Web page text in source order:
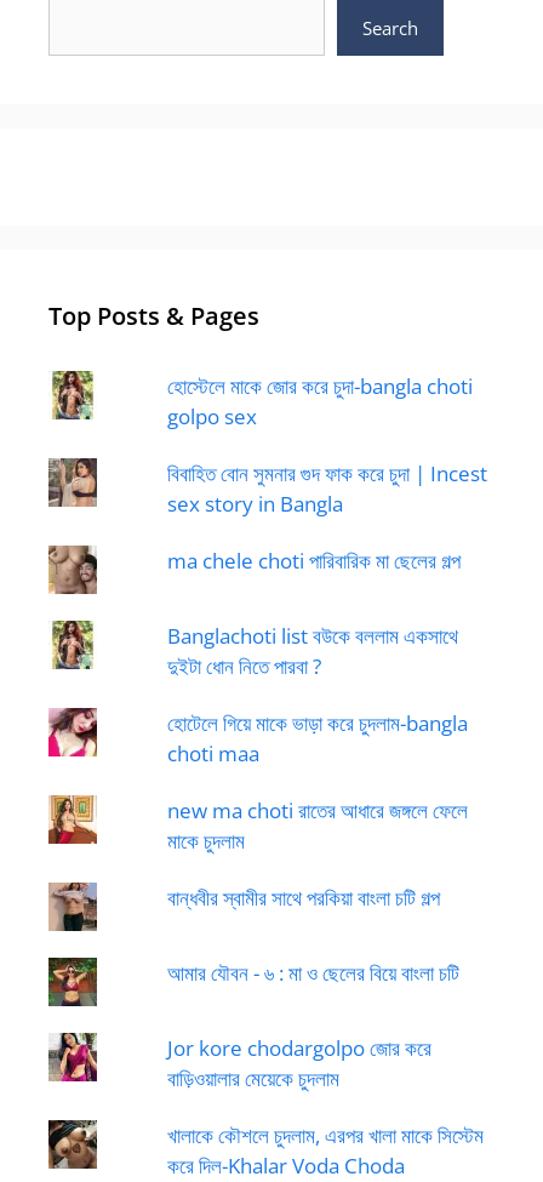
Search
Top Posts & Pages
হোস্টেলে মাকে জোর করে চুদা-bangla choti
golpo sex
বিবাহিত বোন সুমনার গুদ ফাক করে চুদা | Incest
sex story in Bangla
ma chele choti পারিবারিক মা ছেলের গল্প
Banglachoti list বউকে বললাম একসাথে
দুইটা ধোন নিতে পারবা ?
হোটেলে গিয়ে মাকে ভাড়া করে চুদলাম-bangla
choti maa
new ma choti রাতের আধারে জঙ্গলে ফেলে
মাকে চুদলাম
বান্ধবীর স্বামীর সাথে পরকিয়া বাংলা চটি গল্প
আমার যৌবন - ৬ : মা ও ছেলের বিয়ে বাংলা চটি
Jor kore chodargolpo জোর করে
বাড়িওয়ালার মেয়েকে চুদলাম
খালাকে কৌশলে চুদলাম, এরপর খালা মাকে সিস্টেম
করে দিল-Khalar Voda Choda